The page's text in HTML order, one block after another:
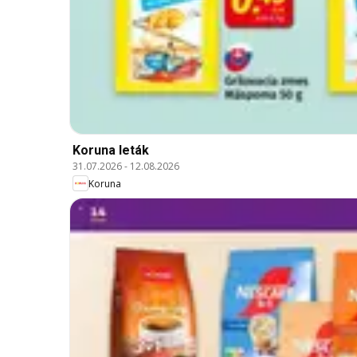
Koruna leták
31.07.2026- 12.08.2026
Koruna